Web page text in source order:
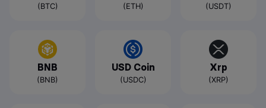
(BTC) (ETH) (USDT)
BNB
(BNB)
USD Coin
(USDC)
Xrp
(XRP)